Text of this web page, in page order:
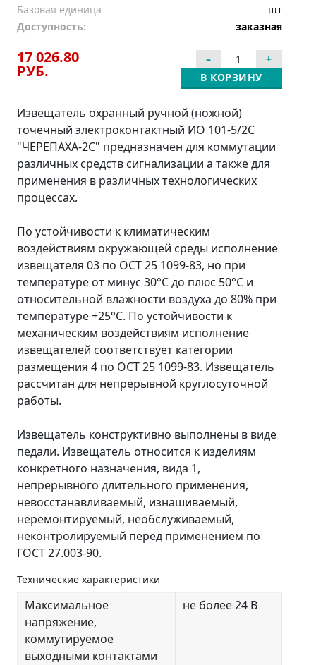
Базовая единица
шт
Доступность:
заказная
17 026.80
РУБ. В КОРЗИНУ
Извещатель охранный ручной (ножной)
точечный электроконтактный ИО 101-5/2С
"ЧЕРЕПАХА-2С" предназначен для коммутации
различных средств сигнализации а также для
применения в различных технологических
процессах.
По устойчивости к климатическим
воздействиям окружающей среды исполнение
извещателя 03 по ОСТ 25 1099-83, но при
температуре от минус 30°С до плюс 50°С и
относительной влажности воздуха до 80% при
температуре +25°С. По устойчивости к
механическим воздействиям исполнение
извещателей соответствует категории
размещения 4 по ОСТ 25 1099-83. Извещатель
рассчитан для непрерывной круглосуточной
работы.
Извещатель конструктивно выполнены в виде
педали. Извещатель относится к изделиям
конкретного назначения, вида 1,
непрерывного длительного применения,
невосстанавливаемый, изнашиваемый,
неремонтируемый, необслуживаемый,
неконтролируемый перед применением по
ГОСТ 27.003-90.
Технические характеристики
Максимальное
напряжение,
коммутируемое
выходными контактами
не более 24 В